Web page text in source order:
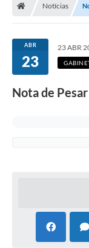
Notícias
ABR
23
23 ABR
Nota de Pesar